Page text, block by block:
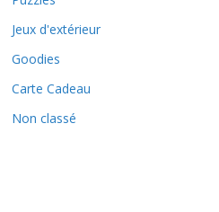
Jeux d'extérieur
Goodies
Carte Cadeau
Non classé